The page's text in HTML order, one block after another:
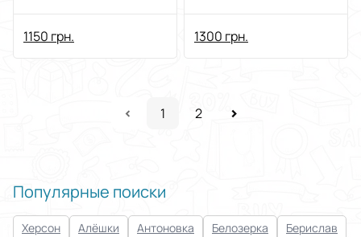
1150 грн. 1300 грн.
1 2
Популярные поиски
Херсон Алёшки Антоновка Белозерка
Берислав